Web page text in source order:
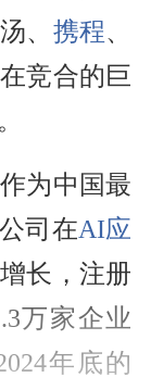
、 携程、
竞合的巨
为中国最
司在AI应
长，注册
万家企业
年底的